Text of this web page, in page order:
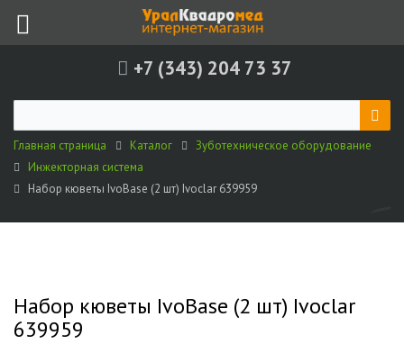
+7 (343) 204 73 37
Главная страница Каталог
Зуботехническое оборудование
Инжекторная система
Набор кюветы IvoBase (2 шт) Ivoclar 639959
Набор кюветы IvoBase (2 шт) Ivoclar
639959